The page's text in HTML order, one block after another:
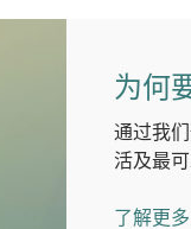
为何
通过我
活及最可
了解更多